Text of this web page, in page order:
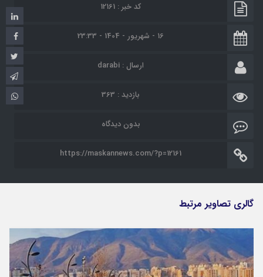
کد خبر : 12161
16 - شهریور - 1404 - 23:33
ارسال : darabi
بازدید : 363
بدون دیدگاه
https://maskannews.com/?p=12161
گالری تصاویر مرتبط